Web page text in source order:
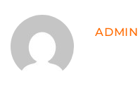
ADMIN